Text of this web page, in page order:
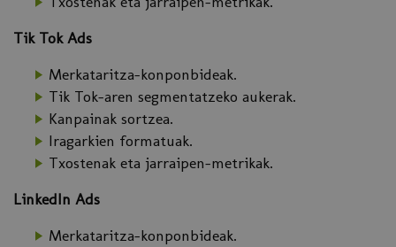
Tik Tok Ads
Merkataritza-konponbideak.
Tik Tok-aren segmentatzeko aukerak.
Kanpainak sortzea.
Iragarkien formatuak.
Txostenak eta jarraipen-metrikak.
LinkedIn Ads
Merkataritza-konponbideak.